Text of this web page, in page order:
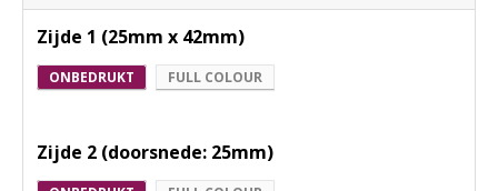
Zijde 1 (25mm x 42mm)
ONBEDRUKT FULL COLOUR
Zijde 2 (doorsnede: 25mm)